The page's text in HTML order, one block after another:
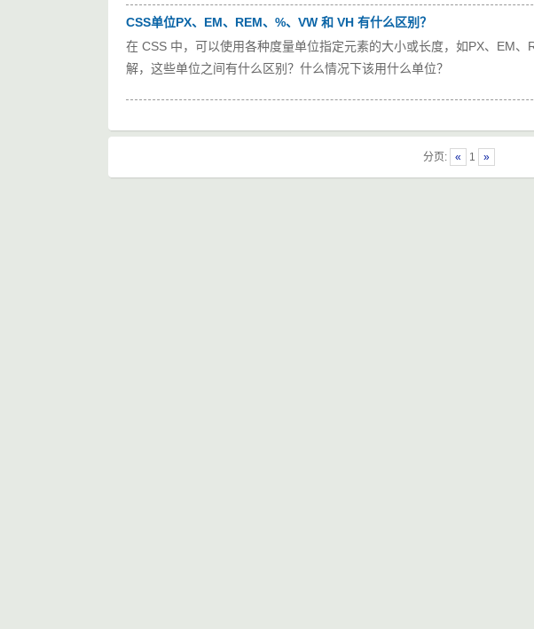
CSS单位PX、EM、REM、%、VW 和 VH 有什么区别？
在 CSS 中，可以使用各种度量单位指定元素的大小或长度，如PX、EM
解，这些单位之间有什么区别？什么情况下该用什么单位？
分页: « 1 »